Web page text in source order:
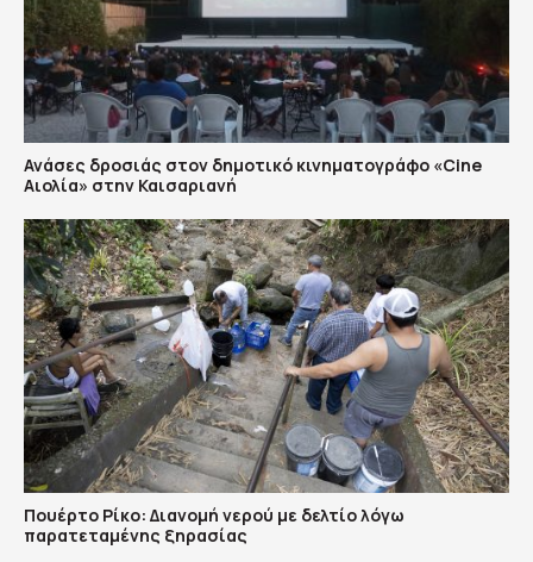
Ανάσες δροσιάς στον δημοτικό κινηματογράφο «Cine
Αιολία» στην Καισαριανή
Πουέρτο Ρίκο: Διανομή νερού με δελτίο λόγω
παρατεταμένης ξηρασίας